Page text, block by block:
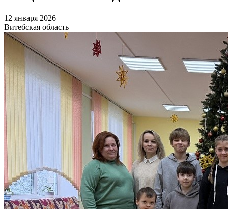
12 января 2026
Витебская область